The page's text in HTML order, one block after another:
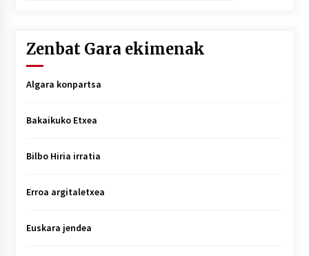
Zenbat Gara ekimenak
Algara konpartsa
Bakaikuko Etxea
Bilbo Hiria irratia
Erroa argitaletxea
Euskara jendea